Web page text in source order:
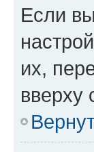
Если
их,
вверху